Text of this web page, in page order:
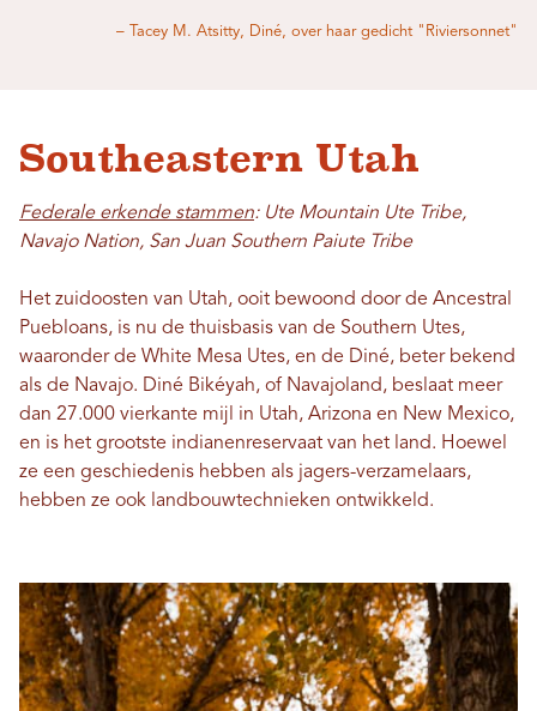
– Tacey M. Atsitty, Diné, over haar gedicht "Riviersonnet"
Southeastern Utah
Federale erkende stammen: Ute Mountain Ute Tribe,
Navajo Nation, San Juan Southern Paiute Tribe
Het zuidoosten van Utah, ooit bewoond door de Ancestral
Puebloans, is nu de thuisbasis van de Southern Utes,
waaronder de White Mesa Utes, en de Diné, beter bekend
als de Navajo. Diné Bikéyah, of Navajoland, beslaat meer
dan 27.000 vierkante mijl in Utah, Arizona en New Mexico,
en is het grootste indianenreservaat van het land. Hoewel
ze een geschiedenis hebben als jagers-verzamelaars,
hebben ze ook landbouwtechnieken ontwikkeld.